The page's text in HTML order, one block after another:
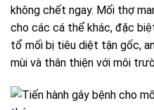
không chết ngay. Mối thợ
cho các cá thể khác, đặc
tổ mối bị tiêu diệt tận gốc,
mùi và thân thiện với môi